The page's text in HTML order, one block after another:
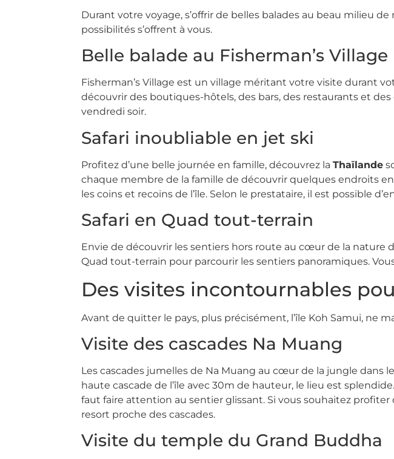
Durant votre voyage, s’offrir de belles balades au beau milieu
possibilités s’offrent à vous.
Belle balade au Fisherman’s Village
Fisherman’s Village est un village méritant votre visite durant
découvrir des boutiques-hôtels, des bars, des restaurants et
vendredi soir.
Safari inoubliable en jet ski
Profitez d’une belle journée en famille, découvrez laThaïlande
chaque membre de la famille de découvrir quelques endroits
les coins et recoins de l’île. Selon le prestataire, il est possible
Safari en Quad tout-terrain
Envie de découvrir les sentiers hors route au cœur de la nature
Quad tout-terrain pour parcourir les sentiers panoramiques.
Des visites incontournables
Avant de quitter le pays, plus précisément, l’île Koh Samui, ne
Visite des cascades Na Muang
Les cascades jumelles de Na Muang au cœur de la jungle dans
haute cascade de l’île avec 30m de hauteur, le lieu est
faut faire attention au sentier glissant. Si vous souhaitez
resort proche des cascades.
Visite du temple du Grand Buddha